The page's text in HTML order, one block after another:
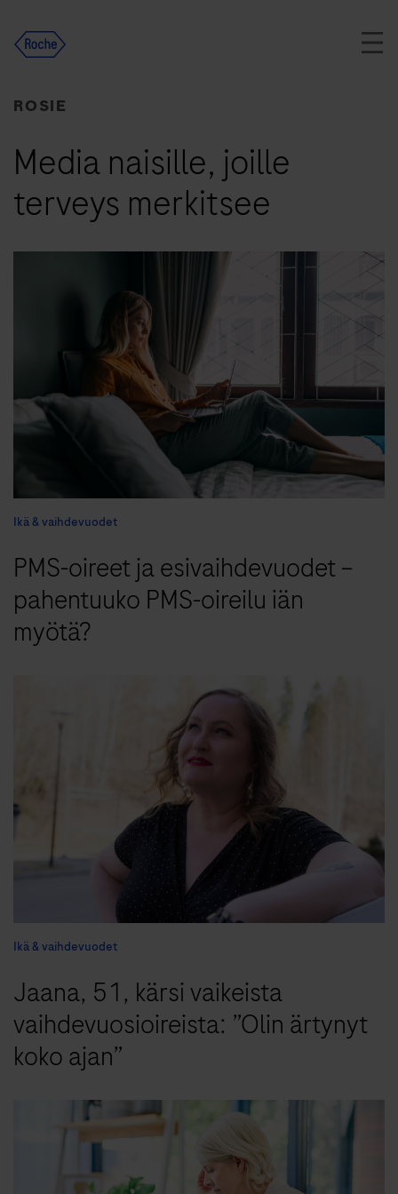
content
ROSIE
Media naisille, joille
terveys merkitsee
Ikä & vaihdevuodet
PMS-oireet ja esivaihdevuodet –
pahentuuko PMS-oireilu iän
myötä?
Ikä & vaihdevuodet
Jaana, 51, kärsi vaikeista
vaihdevuosioireista: ”Olin ärtynyt
koko ajan”